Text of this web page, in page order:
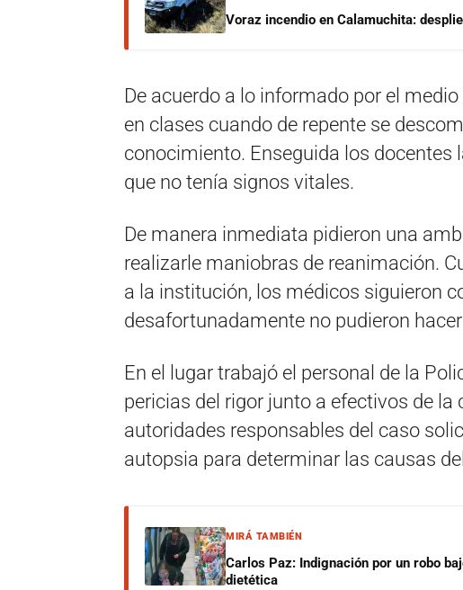
Voraz incendio en Calamuchita:
De acuerdo a lo informado por el medio
en clases cuando de repente se
conocimiento. Enseguida los docentes
que no tenía signos vitales.
De manera inmediata pidieron una
realizarle maniobras de reanimación.
a la institución, los médicos siguieron
desafortunadamente no pudieron
En el lugar trabajó el personal de la
pericias del rigor junto a efectivos de
autoridades responsables del caso
autopsia para determinar las causas
MIRÁ TAMBIÉN
Carlos Paz: Indignación por un robo
dietética